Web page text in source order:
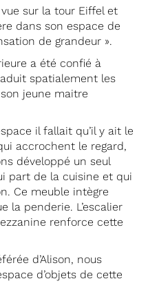
sur la tour Eiffel et
dans son espace de
de grandeur ».
a été confié à
spatialement les
jeune maitre
il fallait qu’il y ait le
accrochent le regard,
développé un seul
part de la cuisine et qui
Ce meuble intègre
la penderie. L’escalier
renforce cette
d’Alison, nous
d’objets de cette